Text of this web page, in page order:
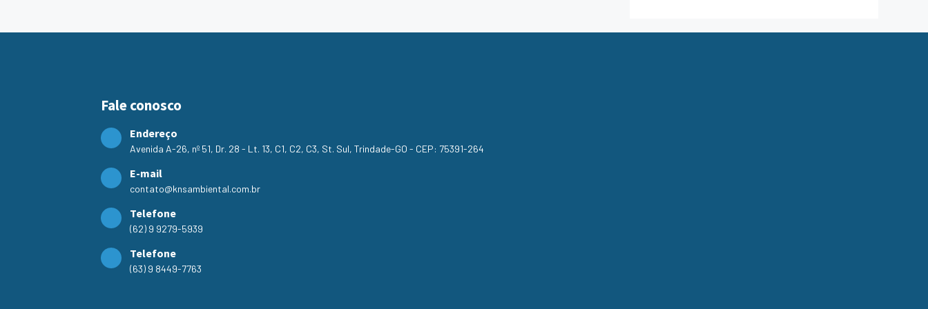
Fale conosco
Endereço
Avenida A-26, nº 51, Dr. 28 - Lt. 13, C1, C2, C3, St. Sul, Trindade-GO - CEP: 75391-264
E-mail
contato@knsambiental.com.br
Telefone
(62) 9 9279-5939
Telefone
(63) 9 8449-7763